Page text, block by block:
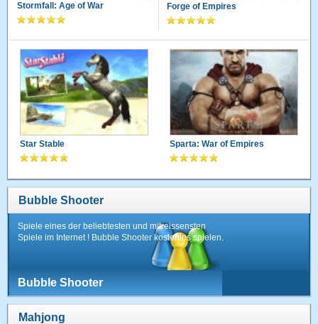
Stormfall: Age of War Forge of Empires
Star Stable Sparta: War of Empires
Bubble Shooter
Spiele eines der beliebtesten und mitreissensten
Spiele im Internet ! Bubble Shooter kostenlos spielen.
Bubble Shooter
Mahjong